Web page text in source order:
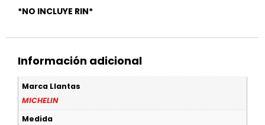
*NO INCLUYE RIN*
Información adicional
Marca Llantas
MICHELIN
Medida